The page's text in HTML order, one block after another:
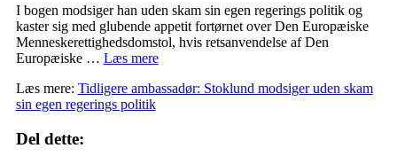
I bogen modsiger han uden skam sin egen regerings politik og
kaster sig med glubende appetit fortørnet over Den Europæiske
Menneskerettighedsdomstol, hvis retsanvendelse af Den
Europæiske … Læs mere
Læs mere: Tidligere ambassadør: Stoklund modsiger uden skam
sin egen regerings politik
Del dette: